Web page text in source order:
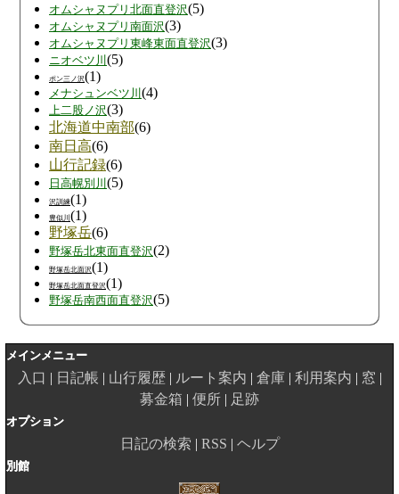
オムシャヌプリ北面直登沢(5)
オムシャヌプリ南面沢(3)
オムシャヌプリ東峰東面直登沢(3)
ニオベツ川 (5)
ポン三ノ沢(1)
メナシュンベツ川 (4)
上二股ノ沢(3)
北海道中南部(6)
南日高(6)
山行記録(6)
日高幌別川 (5)
沢訓練(1)
豊似川 (1)
野塚岳(6)
野塚岳北東面直登沢(2)
野塚岳北面沢(1)
野塚岳北面直登沢(1)
野塚岳南西面直登沢(5)
メインメニュー
入口 日記帳 山行履歴 ルート案内 倉庫 利用案内
窓
募金箱
便所 足跡
オプション
日記の検索 RSS ヘルプ
別館